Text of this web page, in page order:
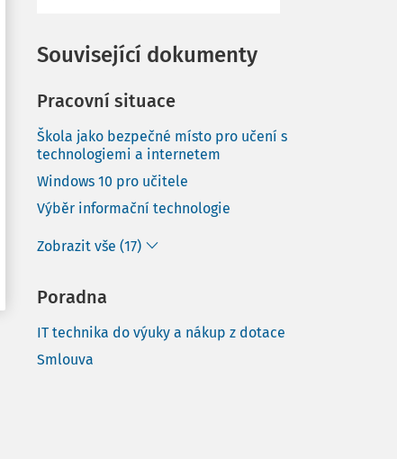
Související dokumenty
Pracovní situace
Škola jako bezpečné místo pro učení s
technologiemi a internetem
Windows 10 pro učitele
Výběr informační technologie
Zobrazit vše (17)
Poradna
IT technika do výuky a nákup z dotace
Smlouva